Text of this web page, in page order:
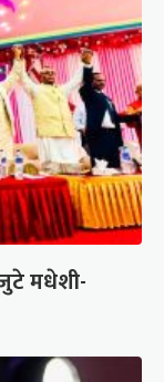
मधेशी-